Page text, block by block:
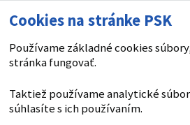
Cookies na stránke PSK
Používame základné cookies
stránka fungovať.
Taktiež používame analytické
súhlasíte s ich používaním.